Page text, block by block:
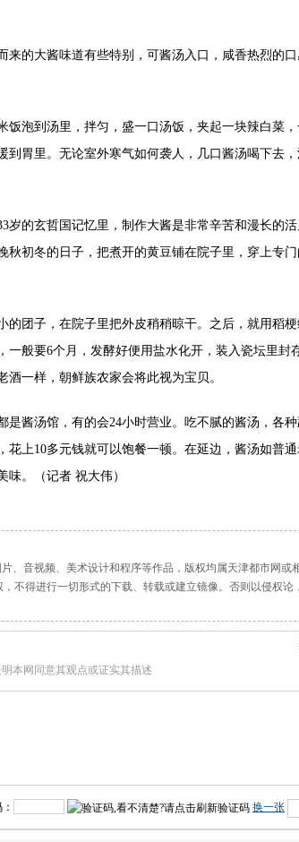
来的大酱味道有些特别，可酱汤入口，咸香热烈的口
饭泡到汤里，拌匀，盛一口汤饭，夹起一块辣白菜，
到胃里。无论室外寒气如何袭人，几口酱汤喝下去
岁的玄哲国记忆里，制作大酱是非常辛苦和漫长的
秋初冬的日子，把煮开的黄豆铺在院子里，穿上专门
的团子，在院子里把外皮稍稍晾干。之后，就用稻
一般要6个月，发酵好便用盐水化开，装入瓷坛里封
一样，朝鲜族农家会将此视为宝贝。
是酱汤馆，有的会24小时营业。吃不腻的酱汤，各
花上10多元钱就可以饱餐一顿。在延边，酱汤如普
味。（记者 祝大伟）
、音视频、美术设计和程序等作品，版权均属天津都市网或
不得进行一切形式的下载、转载或建立镜像。否则以侵权论
本网同意其观点或证实其描述
换一张